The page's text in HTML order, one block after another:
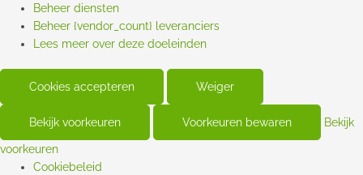
Beheer diensten
Beheer {vendor_count} leveranciers
Lees meer over deze doeleinden
Cookies accepteren Weiger
Bekijk voorkeuren Voorkeuren bewaren Bekijk
voorkeuren
Cookiebeleid